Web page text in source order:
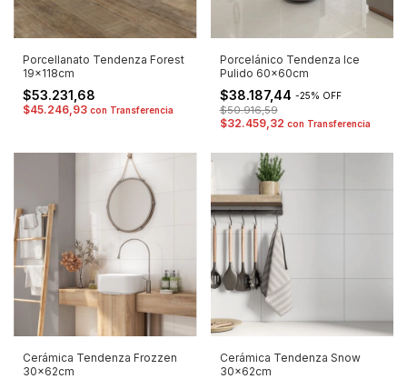
Porcellanato Tendenza Forest
19x118cm
$53.231,68
$45.246,93 con Transferencia
Porcelánico Tendenza Ice
Pulido 60x60cm
$38.187,44 -25% OFF
$50.916,59
$32.459,32 con Transferencia
Cerámica Tendenza Frozzen
30x62cm
Cerámica Tendenza Snow
30x62cm